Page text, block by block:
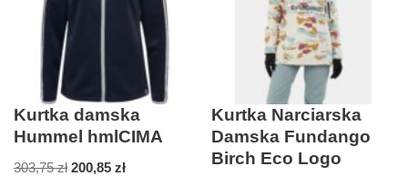
Kurtka damska
Hummel hmlCIMA
303,75zł 200,85 zł
Kurtka Narciarska
Damska Fundango
Birch Eco Logo